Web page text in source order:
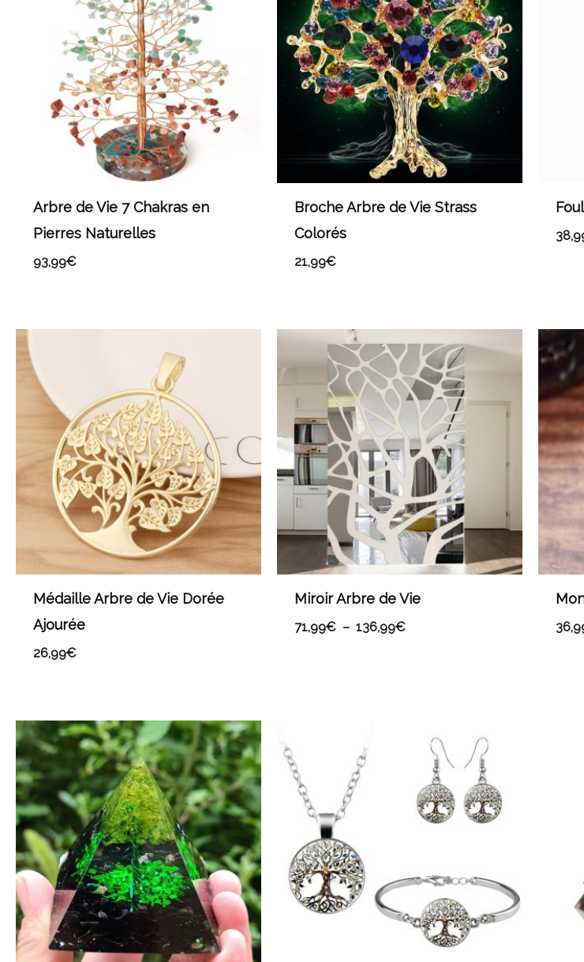
Arbre de Vie 7 Chakras en
Pierres Naturelles
93,99€
Broche Arbre de Vie Strass
Colorés
21,99€
Médaille Arbre de Vie Dorée
Ajourée
26,99€
Miroir Arbre de Vie
71,99€ – 136,99€
de
prix :
71,99€
à
136,99€